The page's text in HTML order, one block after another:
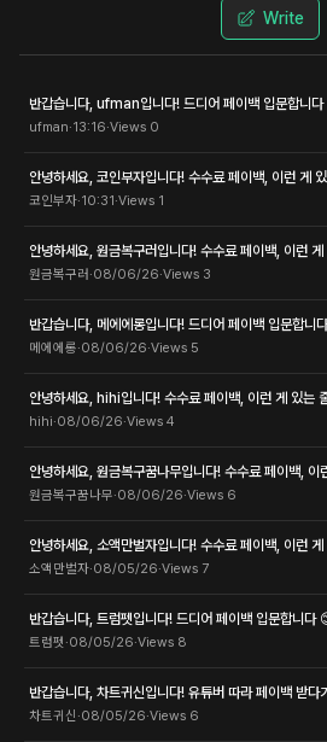
Write
반갑습니다, ufman입니다! 드디어 페이백 입문합니
ufman·13:16·Views 0
안녕하세요, 코인부자입니다! 수수료 페이백, 이런 게
코인부자·10:31·Views 1
안녕하세요, 원금복구러입니다! 수수료 페이백, 이런
원금복구러·08/06/26·Views 3
반갑습니다, 메에에롱입니다! 드디어 페이백 입문합니
메에에롱·08/06/26·Views 5
안녕하세요, hihi입니다! 수수료 페이백, 이런 게 있는
hihi·08/06/26·Views 4
안녕하세요, 원금복구꿈나무입니다! 수수료 페이백, 이
원금복구꿈나무·08/06/26·Views 6
안녕하세요, 소액만벌자입니다! 수수료 페이백, 이런
소액만벌자·08/05/26·Views 7
반갑습니다, 트럼펫입니다! 드디어 페이백 입문합니다
트럼펫 ·08/05/26·Views 8
반갑습니다, 차트귀신입니다! 유튜버 따라 페이백 받다
차트귀신 ·08/05/26·Views 6